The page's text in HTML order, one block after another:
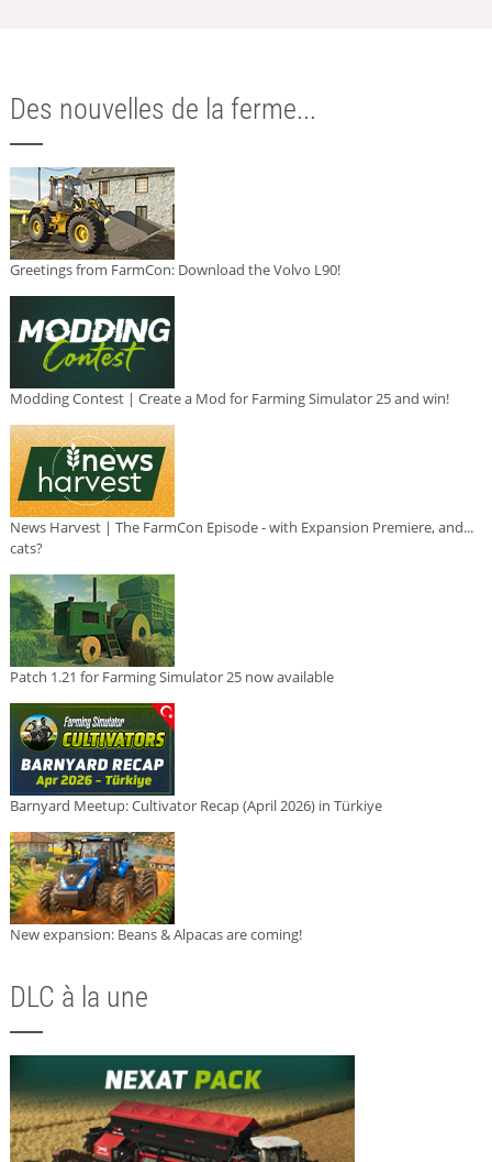
Des nouvelles de la ferme...
Greetings from FarmCon: Download the Volvo L90!
Modding Contest | Create a Mod for Farming Simulator 25 and win!
News Harvest | The FarmCon Episode - with Expansion Premiere, and...
cats?
Patch 1.21 for Farming Simulator 25 now available
Barnyard Meetup: Cultivator Recap (April 2026) in Türkiye
New expansion: Beans & Alpacas are coming!
DLC à la une